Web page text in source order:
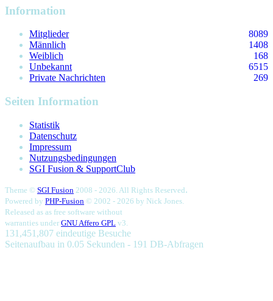
Information
Mitglieder
8089
Männlich
1408
Weiblich
168
Unbekannt
6515
Private Nachrichten
269
Seiten Information
Statistik
Datenschutz
Impressum
Nutzungsbedingungen
SGI Fusion & SupportClub
Theme © SGI Fusion 2008 - 2026. All Rights Reserved.
Powered by PHP-Fusion © 2002 - 2026 by Nick Jones.
Released as as free software without
warranties under GNU Affero GPL v3.
131,451,807 eindeutige Besuche
Seitenaufbau in 0.05 Sekunden - 191 DB-Abfragen